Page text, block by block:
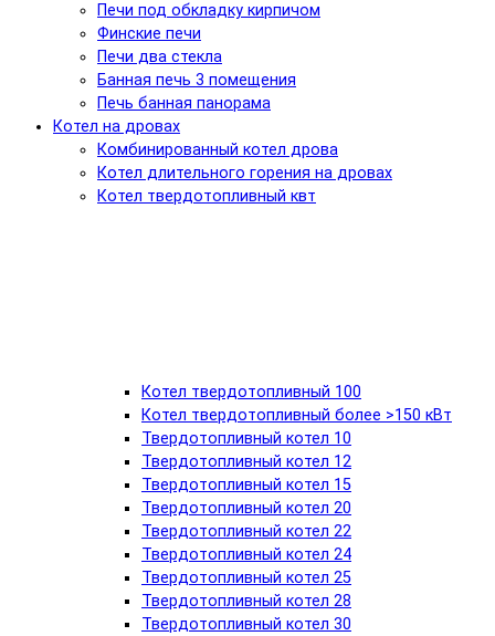
Печи под обкладку кирпичом
Финские печи
Печи два стекла
Банная печь 3 помещения
Печь банная панорама
Котел на дровах
Комбинированный котел дрова
Котел длительного горения на дровах
Котел твердотопливный квт
Котел твердотопливный 100
Котел твердотопливный более >150 кВт
Твердотопливный котел 10
Твердотопливный котел 12
Твердотопливный котел 15
Твердотопливный котел 20
Твердотопливный котел 22
Твердотопливный котел 24
Твердотопливный котел 25
Твердотопливный котел 28
Твердотопливный котел 30